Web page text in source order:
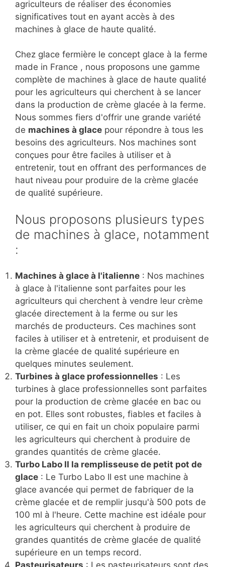
agriculteurs de réaliser des économies
significatives tout en ayant accès à des
machines à glace de haute qualité.
Chez glace fermière le concept glace à la ferme
made in France , nous proposons une gamme
complète de machines à glace de haute qualité
pour les agriculteurs qui cherchent à se lancer
dans la production de crème glacée à la ferme.
Nous sommes fiers d'offrir une grande variété
de machines à glace pour répondre à tous les
besoins des agriculteurs. Nos machines sont
conçues pour être faciles à utiliser et à
entretenir, tout en offrant des performances de
haut niveau pour produire de la crème glacée
de qualité supérieure.
Nous proposons plusieurs types
de machines à glace, notamment
:
Machines à glace à l'italienne : Nos machines
à glace à l'italienne sont parfaites pour les
agriculteurs qui cherchent à vendre leur crème
glacée directement à la ferme ou sur les
marchés de producteurs. Ces machines sont
faciles à utiliser et à entretenir, et produisent de
la crème glacée de qualité supérieure en
quelques minutes seulement.
Turbines à glace professionnelles : Les
turbines à glace professionnelles sont parfaites
pour la production de crème glacée en bac ou
en pot. Elles sont robustes, fiables et faciles à
utiliser, ce qui en fait un choix populaire parmi
les agriculteurs qui cherchent à produire de
grandes quantités de crème glacée.
Turbo Labo II la remplisseuse de petit pot de
glace : Le Turbo Labo II est une machine à
glace avancée qui permet de fabriquer de la
crème glacée et de remplir jusqu'à 500 pots de
100 ml à l'heure. Cette machine est idéale pour
les agriculteurs qui cherchent à produire de
grandes quantités de crème glacée de qualité
supérieure en un temps record.